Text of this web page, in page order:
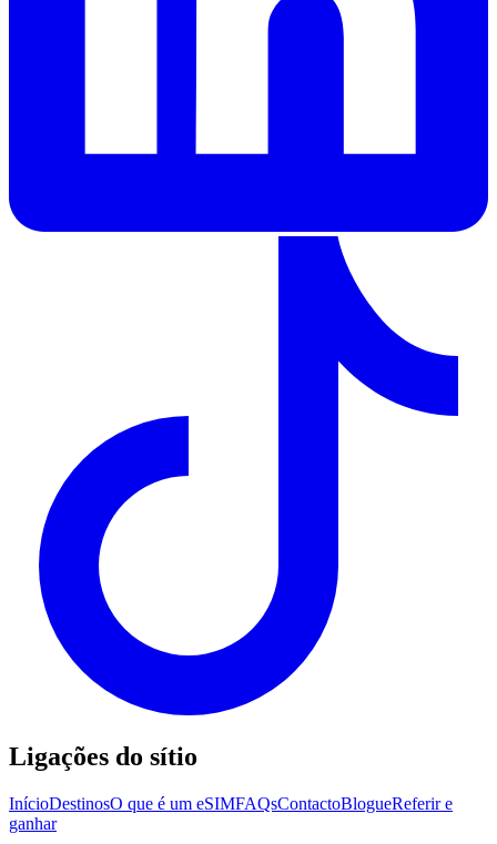
Ligações do sítio
InícioDestinosO que é um eSIMFAQsContactoBlogueReferir e
ganhar